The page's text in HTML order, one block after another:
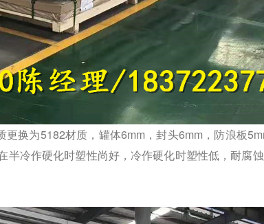
换为5182材质，罐体6mm，封头6mm，防浪板
半冷作硬化时塑性尚好，冷作硬化时塑性低，耐腐